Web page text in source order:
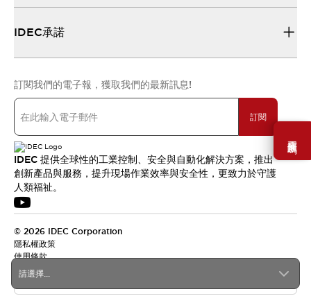
需要幫助嗎？
請選擇...
IDEC承諾
訂閱我們的電子報，獲取我們的最新訊息!
訂閱
IDEC 提供全球性的工業控制、安全與自動化解決方案，推出
創新產品與服務，提升現場作業效率與安全性，更致力於守護
人類福祉。
© 2026 IDEC Corporation
隱私權政策
使用條款
台灣